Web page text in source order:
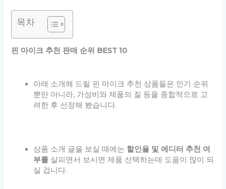
목차
핀 마이크 추천 판매 순위 BEST 10
아래 소개해 드릴 핀 마이크 추천 상품들은 인기 순위
뿐만 아니라, 가성비와 제품의 질 등을 종합적으로 고
려한 후 선정해 봤습니다.
상품 소개 글을 보실 때에는 할인율 및 에디터 추천 여
부를 살피면서 보시면 제품 선택하는데 도움이 많이 되
실 겁니다.